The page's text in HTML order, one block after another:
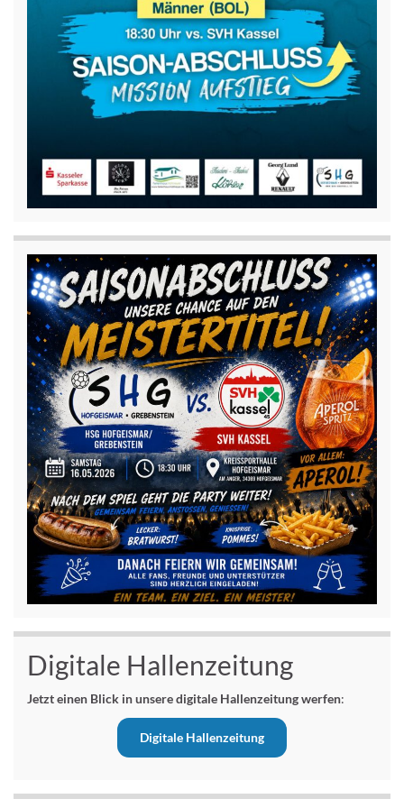
Digitale Hallenzeitung
Jetzt einen Blick in unsere digitale Hallenzeitung werfen:
Digitale Hallenzeitung